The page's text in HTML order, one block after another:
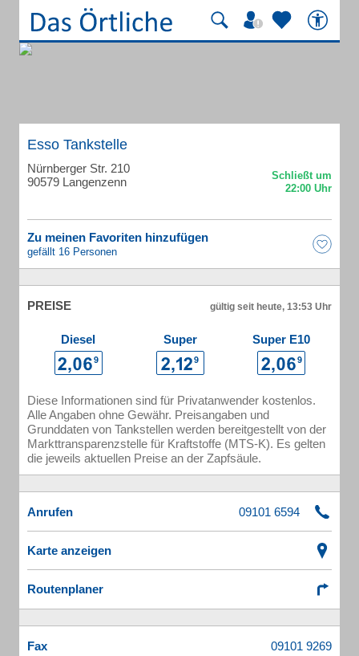
Esso Tankstelle
Nürnberger Str. 210
90579 Langenzenn
Zu meinen Favoriten hinzufügen
gefällt 16 Personen
PREISE gültig seit heute, 13:53 Uhr
Diesel Super Super E10
Diese Informationen sind für Privatanwender kostenlos.
Alle Angaben ohne Gewähr. Preisangaben und
Grunddaten von Tankstellen werden bereitgestellt von der
Markttransparenzstelle für Kraftstoffe (MTS-K). Es gelten
die jeweils aktuellen Preise an der Zapfsäule.
Anrufen
Karte anzeigen
Routenplaner
Fax